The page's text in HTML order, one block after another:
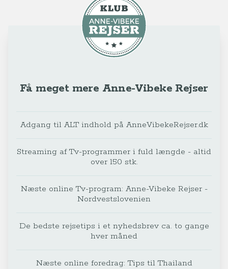
Få meget mere Anne-Vibeke Rejser
Adgang til ALT indhold på AnneVibekeRejser.dk
Streaming af Tv-programmer i fuld længde - altid
over 150 stk.
Næste online Tv-program: Anne-Vibeke Rejser -
Nordvestslovenien
De bedste rejsetips i et nyhedsbrev ca. to gange
hver måned
Næste online foredrag: Tips til Thailand